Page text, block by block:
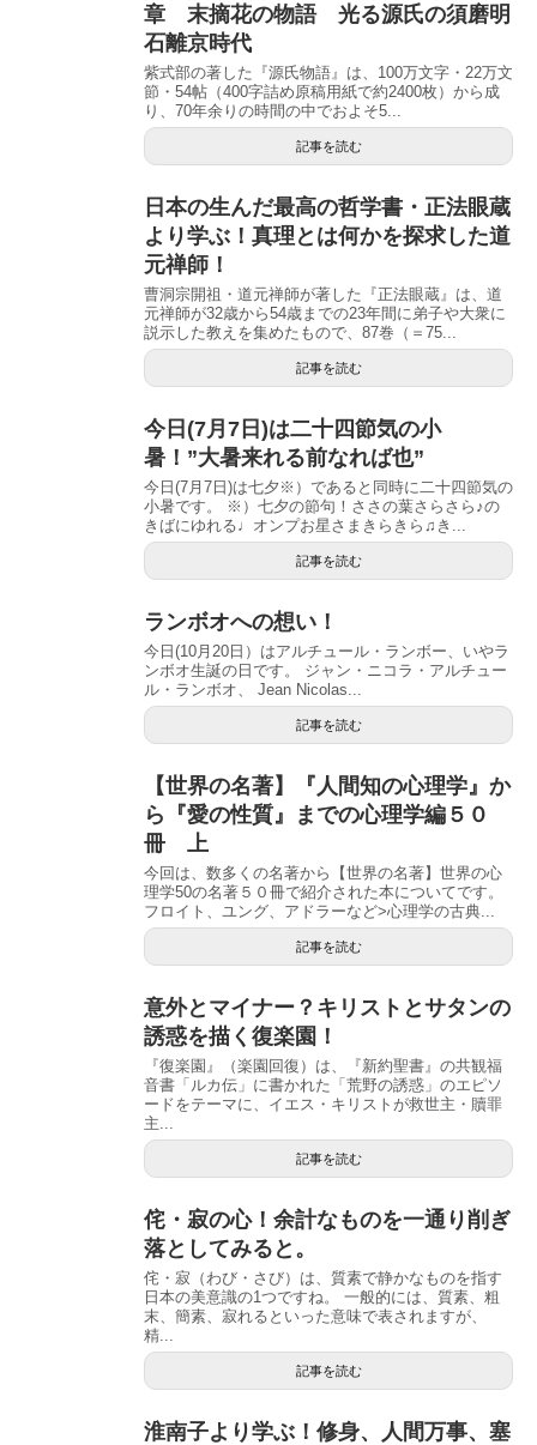
章 末摘花の物語 光る源氏の須磨明
石離京時代
紫式部の著した『源氏物語』は、100万文字・22万文
節・54帖（400字詰め原稿用紙で約2400枚）から成
り、70年余りの時間の中でおよそ5...
記事を読む
日本の生んだ最高の哲学書・正法眼蔵
より学ぶ！真理とは何かを探求した道
元禅師！
曹洞宗開祖・道元禅師が著した『正法眼蔵』は、道
元禅師が32歳から54歳までの23年間に弟子や大衆に
説示した教えを集めたもので、87巻（＝75...
記事を読む
今日(7月7日)は二十四節気の小
暑！”大暑来れる前なれば也”
今日(7月7日)は七夕※）であると同時に二十四節気の
小暑です。 ※）七夕の節句！ささの葉さらさら♪の
きばにゆれる♩オンプお星さまきらきら♫き...
記事を読む
ランボオへの想い！
今日(10月20日）はアルチュール・ランボー、いやラ
ンボオ生誕の日です。 ジャン・ニコラ・アルチュー
ル・ランボオ、 Jean Nicolas...
記事を読む
【世界の名著】『人間知の心理学』か
ら『愛の性質』までの心理学編５０
冊 上
今回は、数多くの名著から【世界の名著】世界の心
理学50の名著５０冊で紹介された本についてです。
フロイト、ユング、アドラーなど>心理学の古典...
記事を読む
意外とマイナー？キリストとサタンの
誘惑を描く復楽園！
『復楽園』（楽園回復）は、『新約聖書』の共観福
音書「ルカ伝」に書かれた「荒野の誘惑」のエピソ
ードをテーマに、イエス・キリストが救世主・贖罪
主...
記事を読む
侘・寂の心！余計なものを一通り削ぎ
落としてみると。
侘・寂（わび・さび）は、質素で静かなものを指す
日本の美意識の1つですね。 一般的には、質素、粗
末、簡素、寂れるといった意味で表されますが、
精...
記事を読む
淮南子より学ぶ！修身、人間万事、塞